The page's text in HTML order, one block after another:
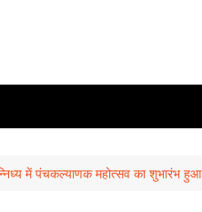
में पंचकल्याणक महोत्सव का शुभारंभ हुआ